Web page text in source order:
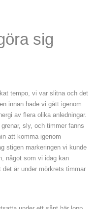
sig
tempo, vi var slitna och det
innan hade vi gått igenom
av flera olika anledningar.
sly, och timmer fanns
att komma igenom
stigen markeringen vi kunde
något som vi idag kan
är under mörkrets timmar